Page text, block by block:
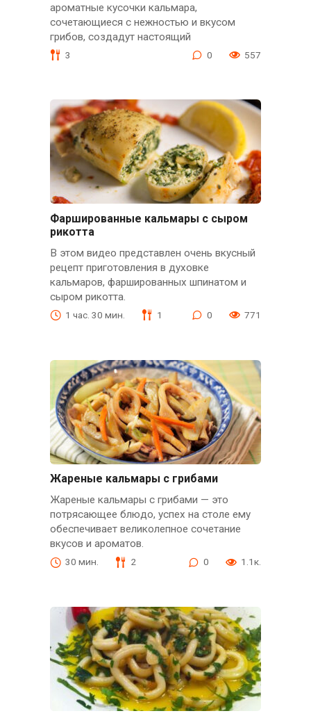
ароматные кусочки кальмара,
сочетающиеся с нежностью и вкусом
грибов, создадут настоящий
3 0 557
Фаршированные кальмары с сыром
рикотта
В этом видео представлен очень вкусный
рецепт приготовления в духовке
кальмаров, фаршированных шпинатом и
сыром рикотта.
1 час. 30 мин. 1 0 771
Жареные кальмары с грибами
Жареные кальмары с грибами — это
потрясающее блюдо, успех на столе ему
обеспечивает великолепное сочетание
вкусов и ароматов.
30 мин. 2 0 1.1к.